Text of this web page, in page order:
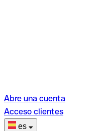
Abre una cuenta
Acceso clientes
es